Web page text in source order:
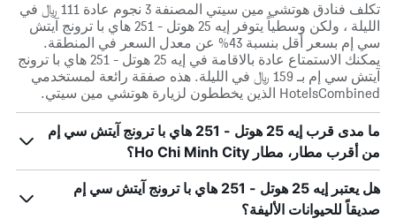
تكلف فنادق هوتشي مين سيتي المصنفة 3 نجوم عادة 111 ﷼ في
الليلة ، ولكن وسطياً يتوفر إيه 25 هوتل - 251 هاي با ترونج آيتش
سي إم بسعر أقل بنسبة 43% عن معدل السعر في المنطقة.
يمكنك الاستمتاع عادة بالاقامة في إيه 25 هوتل - 251 هاي با ترونج
آيتش سي إم بـ 159 ﷼ في الليلة. هذه صفقة رائعة لمستخدمي
HotelsCombined الذين يخططون لزيارة هوتشي مين سيتي.
ما مدى قرب إيه 25 هوتل - 251 هاي با ترونج آيتش سي إم
من أقرب مطار، مطار Ho Chi Minh City؟
هل يعتبر إيه 25 هوتل - 251 هاي با ترونج آيتش سي إم
صديقاً للحيوانات الأليفة؟